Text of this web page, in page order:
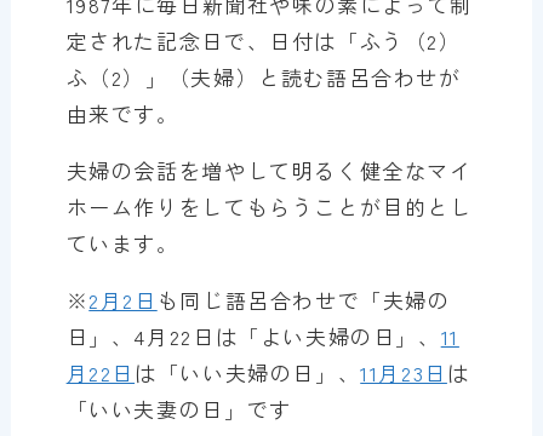
定された記念日で、日付は「ふう（2）
ふ（2）」（夫婦）と読む語呂合わせが
由来です。
夫婦の会話を増やして明るく健全なマイ
ホーム作りをしてもらうことが目的とし
ています。
※2月2日 も同じ語呂合わせで「夫婦の
日」、4月22日は「よい夫婦の日」、 11
月22日 は「いい夫婦の日」、11月23日 は
「いい夫妻の日」です